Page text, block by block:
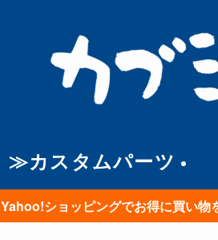
≫カスタムパーツ
Yahoo!ショッピングでお得に買い物